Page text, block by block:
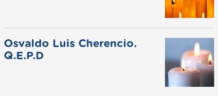
Osvaldo Luis Cherencio.
Q.E.P.D